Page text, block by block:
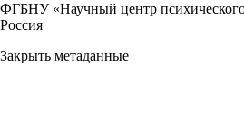
ФГБНУ «Научный центр
Россия
Закрыть метаданные